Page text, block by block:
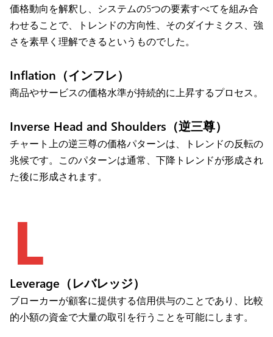
価格動向を解釈し、システムの5つの要素すべてを組み合
わせることで、トレンドの方向性、そのダイナミクス、強
さを素早く理解できるというものでした。
Inflation（インフレ）
商品やサービスの価格水準が持続的に上昇するプロセス。
Inverse Head and Shoulders（逆三尊）
チャート上の逆三尊の価格パターンは、トレンドの反転の
兆候です。このパターンは通常、下降トレンドが形成され
た後に形成されます。
L
Leverage（レバレッジ）
ブローカーが顧客に提供する信用供与のことであり、比較
的小額の資金で大量の取引を行うことを可能にします。